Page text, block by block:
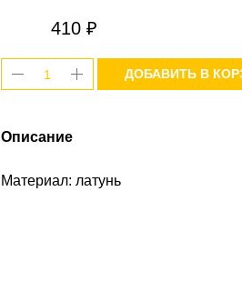
410 ₽
ДОБАВИТЬ В
Описание
Материал: латунь